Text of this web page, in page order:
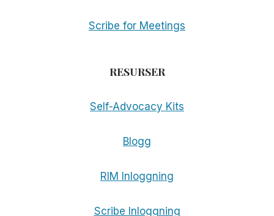
Scribe for Meetings
RESURSER
Self-Advocacy Kits
Blogg
RIM Inloggning
Scribe Inloggning